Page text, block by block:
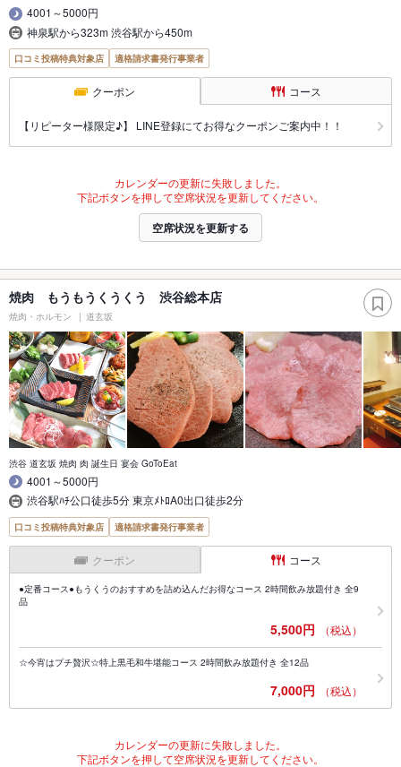
4001～5000円
神泉駅から323m 渋谷駅から450m
口コミ投稿特典対象店 適格請求書発行事業者
クーポン コース
【リピーター様限定♪】 LINE登録にてお得なクーポンご案内中！！
カレンダーの更新に失敗しました。
下記ボタンを押して空席状況を更新してください。
空席状況を更新する
焼肉 もうもうくうくう 渋谷総本店
焼肉・ホルモン 道玄坂
渋谷 道玄坂 焼肉 肉 誕生日 宴会 GoToEat
4001～5000円
渋谷駅ﾊﾁ公口徒歩5分 東京ﾒﾄﾛA0出口徒歩2分
口コミ投稿特典対象店 適格請求書発行事業者
クーポン コース
●定番コース●もうくうのおすすめを詰め込んだお得なコース 2時間飲み放題付き 全9
品
5,500円 （税込）
☆今宵はプチ贅沢☆特上黒毛和牛堪能コース 2時間飲み放題付き 全12品
7,000円 （税込）
カレンダーの更新に失敗しました。
下記ボタンを押して空席状況を更新してください。